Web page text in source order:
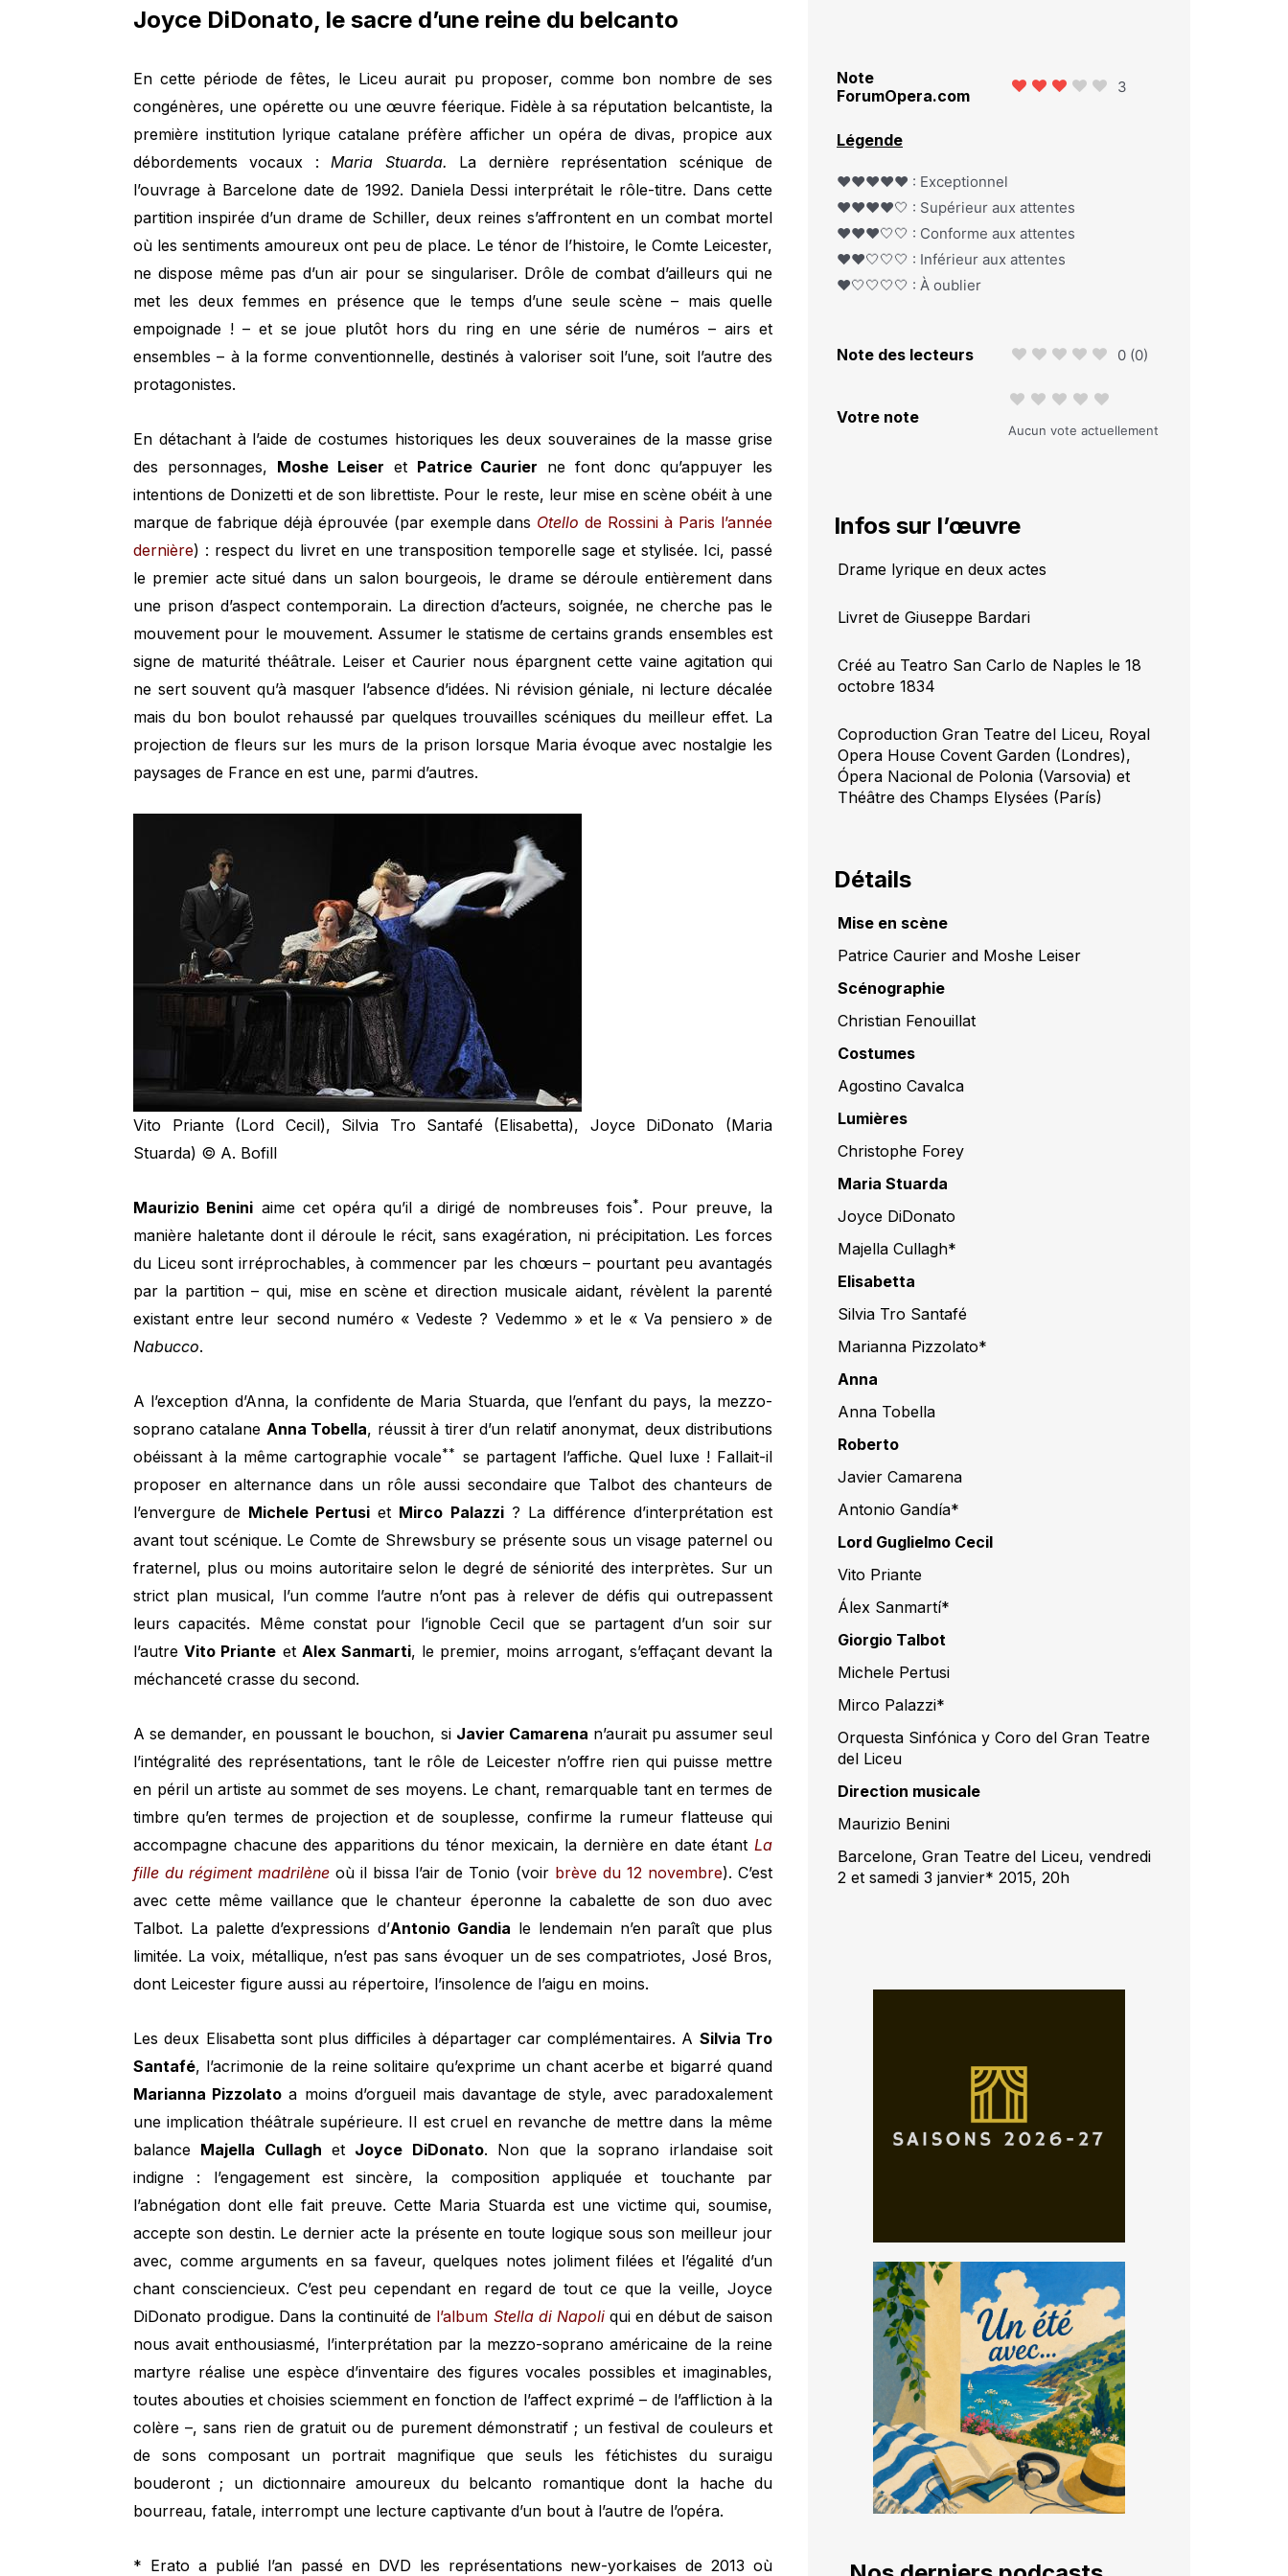
Joyce DiDonato, le sacre d’une reine du belcanto
En cette période de fêtes, le Liceu aurait pu proposer, comme bon nombre de ses
congénères, une opérette ou une œuvre féerique. Fidèle à sa réputation belcantiste, la
première institution lyrique catalane préfère afficher un opéra de divas, propice aux
débordements vocaux :Maria Stuarda. La dernière représentation scénique de
l’ouvrage à Barcelone date de 1992. Daniela Dessi interprétait le rôle-titre. Dans cette
partition inspirée d’un drame de Schiller, deux reines s’affrontent en un combat mortel
où les sentiments amoureux ont peu de place. Le ténor de l’histoire, le Comte Leicester,
ne dispose même pas d’un air pour se singulariser. Drôle de combat d’ailleurs qui ne
met les deux femmes en présence que le temps d’une seule scène – mais quelle
empoignade ! – et se joue plutôt hors du ring en une série de numéros – airs et
ensembles – à la forme conventionnelle, destinés à valoriser soit l’une, soit l’autre des
protagonistes.
En détachant à l’aide de costumes historiques les deux souveraines de la masse grise
des personnages, Moshe Leiser et Patrice Caurier ne font donc qu’appuyer les
intentions de Donizetti et de son librettiste. Pour le reste, leur mise en scène obéit à une
marque de fabrique déjà éprouvée (par exemple dans Otellode Rossini à Paris l’année
dernière) : respect du livret en une transposition temporelle sage et stylisée. Ici, passé
le premier acte situé dans un salon bourgeois, le drame se déroule entièrement dans
une prison d’aspect contemporain. La direction d’acteurs, soignée, ne cherche pas le
mouvement pour le mouvement. Assumer le statisme de certains grands ensembles est
signe de maturité théâtrale. Leiser et Caurier nous épargnent cette vaine agitation qui
ne sert souvent qu’à masquer l’absence d’idées. Ni révision géniale, ni lecture décalée
mais du bon boulot rehaussé par quelques trouvailles scéniques du meilleur effet. La
projection de fleurs sur les murs de la prison lorsque Maria évoque avec nostalgie les
paysages de France en est une, parmi d’autres.
Vito Priante (Lord Cecil), Silvia Tro Santafé (Elisabetta), Joyce DiDonato (Maria
Stuarda) © A. Bofill
Maurizio Benini aime cet opéra qu’il a dirigé de nombreuses fois*. Pour preuve, la
manière haletante dont il déroule le récit, sans exagération, ni précipitation. Les forces
du Liceu sont irréprochables, à commencer par les chœurs – pourtant peu avantagés
par la partition – qui, mise en scène et direction musicale aidant, révèlent la parenté
existant entre leur second numéro « Vedeste ? Vedemmo » et le « Va pensiero » de
Nabucco.
A l’exception d’Anna, la confidente de Maria Stuarda, que l’enfant du pays, la mezzo-
soprano catalane Anna Tobella, réussit à tirer d’un relatif anonymat, deux distributions
obéissant à la même cartographie vocale** se partagent l’affiche. Quel luxe ! Fallait-il
proposer en alternance dans un rôle aussi secondaire que Talbot des chanteurs de
l’envergure de Michele Pertusi et Mirco Palazzi? La différence d’interprétation est
avant tout scénique. Le Comte de Shrewsbury se présente sous un visage paternel ou
fraternel, plus ou moins autoritaire selon le degré de séniorité des interprètes. Sur un
strict plan musical, l’un comme l’autre n’ont pas à relever de défis qui outrepassent
leurs capacités. Même constat pour l’ignoble Cecil que se partagent d’un soir sur
l’autreVito Priante et Alex Sanmarti, le premier, moins arrogant, s’effaçant devant la
méchanceté crasse du second.
A se demander, en poussant le bouchon, si Javier Camarena n’aurait pu assumer seul
l’intégralité des représentations, tant le rôle de Leicester n’offre rien qui puisse mettre
en péril un artiste au sommet de ses moyens. Le chant, remarquable tant en termes de
timbre qu’en termes de projection et de souplesse, confirme la rumeur flatteuse qui
accompagne chacune des apparitions du ténor mexicain, la dernière en date étant La
fille du régiment madrilène où il bissa l’air de Tonio (voir brève du 12 novembre). C’est
avec cette même vaillance que le chanteur éperonne la cabalette de son duo avec
Talbot. La palette d’expressions d’Antonio Gandia le lendemain n’en paraît que plus
limitée. La voix, métallique, n’est pas sans évoquer un de ses compatriotes, José Bros,
dont Leicester figure aussi au répertoire, l’insolence de l’aigu en moins.
Les deux Elisabetta sont plus difficiles à départager car complémentaires. A Silvia Tro
Santafé, l’acrimonie de la reine solitaire qu’exprime un chant acerbe et bigarré quand
Marianna Pizzolato a moins d’orgueil mais davantage de style, avec paradoxalement
une implication théâtrale supérieure. Il est cruel en revanche de mettre dans la même
balance Majella Cullagh et Joyce DiDonato. Non que la soprano irlandaise soit
indigne : l’engagement est sincère, la composition appliquée et touchante par
l’abnégation dont elle fait preuve. Cette Maria Stuarda est une victime qui, soumise,
accepte son destin. Le dernier acte la présente en toute logique sous son meilleur jour
avec, comme arguments en sa faveur, quelques notes joliment filées et l’égalité d’un
chant consciencieux. C’est peu cependant en regard de tout ce que la veille, Joyce
DiDonato prodigue. Dans la continuité de l’album Stella di Napoliqui en début de saison
nous avait enthousiasmé, l’interprétation par la mezzo-soprano américaine de la reine
martyre réalise une espèce d’inventaire des figures vocales possibles et imaginables,
toutes abouties et choisies sciemment en fonction de l’affect exprimé – de l’affliction à la
colère –, sans rien de gratuit ou de purement démonstratif ; un festival de couleurs et
de sons composant un portrait magnifique que seuls les fétichistes du suraigu
bouderont ; un dictionnaire amoureux du belcanto romantique dont la hache du
bourreau, fatale, interrompt une lecture captivante d’un bout à l’autre de l’opéra.
* Erato a publié l’an passé en DVD les représentations new-yorkaises de 2013 où
Note
ForumOpera.com
3
Légende
❤️❤️❤️❤️❤️ : Exceptionnel
❤️❤️❤️❤️🤍 : Supérieur aux attentes
❤️❤️❤️🤍🤍 : Conforme aux attentes
❤️❤️🤍🤍🤍 : Inférieur aux attentes
❤️🤍🤍🤍🤍 : À oublier
Note des lecteurs 0 (0)
Votre note
Aucun vote actuellement
Infos sur l’œuvre
Drame lyrique en deux actes
Livret de Giuseppe Bardari
Créé au Teatro San Carlo de Naples le 18
octobre 1834
Coproduction Gran Teatre del Liceu, Royal
Opera House Covent Garden (Londres),
Ópera Nacional de Polonia (Varsovia) et
Théâtre des Champs Elysées (París)
Détails
Mise en scène
Patrice Caurier and Moshe Leiser
Scénographie
Christian Fenouillat
Costumes
Agostino Cavalca
Lumières
Christophe Forey
Maria Stuarda
Joyce DiDonato
Majella Cullagh*
Elisabetta
Silvia Tro Santafé
Marianna Pizzolato*
Anna
Anna Tobella
Roberto
Javier Camarena
Antonio Gandía*
Lord Guglielmo Cecil
Vito Priante
Álex Sanmartí*
Giorgio Talbot
Michele Pertusi
Mirco Palazzi*
Orquesta Sinfónica y Coro del Gran Teatre
del Liceu
Direction musicale
Maurizio Benini
Barcelone, Gran Teatre del Liceu, vendredi
2 et samedi 3 janvier* 2015, 20h